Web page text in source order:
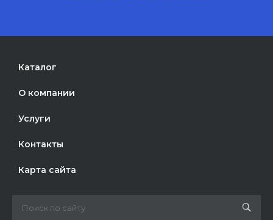
Каталог
О компании
Услуги
Контакты
Карта сайта